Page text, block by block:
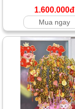
1.600.000đ
Mua ngay